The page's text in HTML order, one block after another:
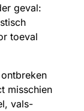
geval:
toeval
misschien
vals-